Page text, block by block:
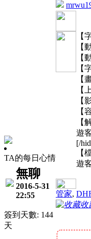
TA的每日心情
無聊
2016-5-31
22:55
簽到天數: 144
天
【
【
【
【
【
【
【
【
【
遊
[/
【
遊
管家,
收